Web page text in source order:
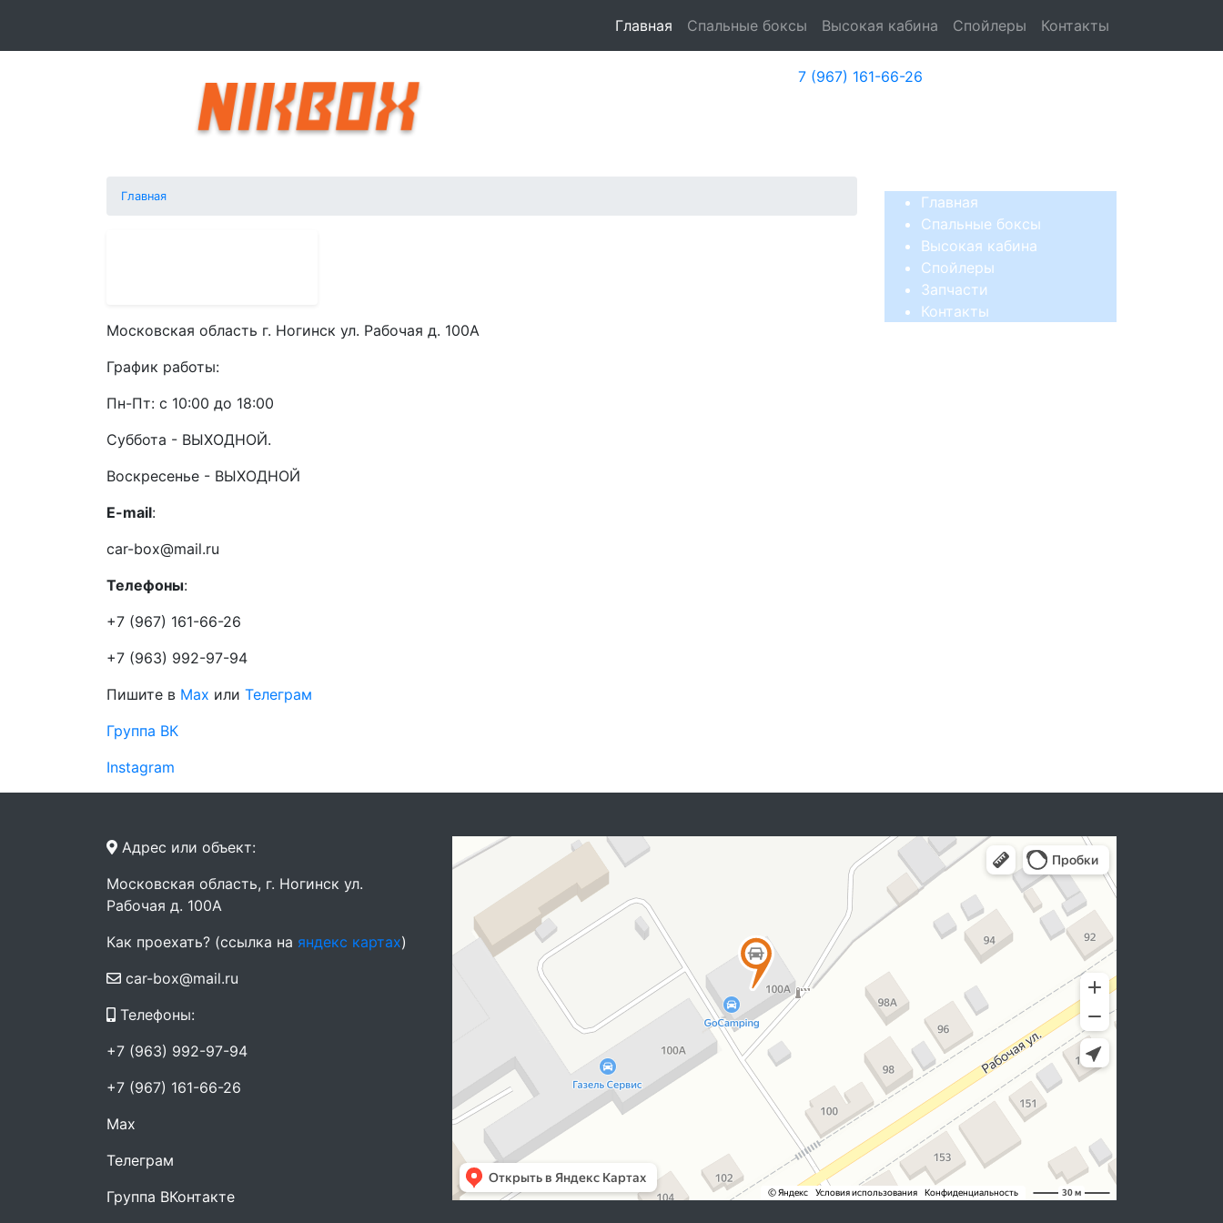
Главная Спальные боксы Высокая кабина Спойлеры Контакты
7 (967) 161-66-26
Главная
Московская область г. Ногинск ул. Рабочая д. 100А
График работы:
Пн-Пт: с 10:00 до 18:00
Суббота - ВЫХОДНОЙ.
Воскресенье - ВЫХОДНОЙ
E-mail:
car-box@mail.ru
Телефоны:
+7 (967) 161-66-26
+7 (963) 992-97-94
Пишите в Max или Телеграм
Группа ВК
Instagram
Главная
Спальные боксы
Высокая кабина
Спойлеры
Запчасти
Контакты
Адрес или объект:
Московская область, г. Ногинск ул.
Рабочая д. 100А
Как проехать? (ссылка на яндекс картах)
car-box@mail.ru
Телефоны:
+7 (963) 992-97-94
+7 (967) 161-66-26
Max
Телеграм
Группа ВКонтакте